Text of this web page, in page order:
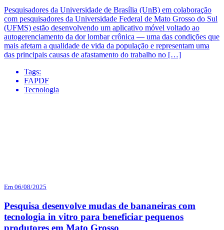
Pesquisadores da Universidade de Brasília (UnB) em colaboração
com pesquisadores da Universidade Federal de Mato Grosso do Sul
(UFMS) estão desenvolvendo um aplicativo móvel voltado ao
autogerenciamento da dor lombar crônica — uma das condições que
mais afetam a qualidade de vida da população e representam uma
das principais causas de afastamento do trabalho no […]
Tags:
FAPDF
Tecnologia
Em 06/08/2025
Pesquisa desenvolve mudas de bananeiras com
tecnologia in vitro para beneficiar pequenos
produtores em Mato Grosso